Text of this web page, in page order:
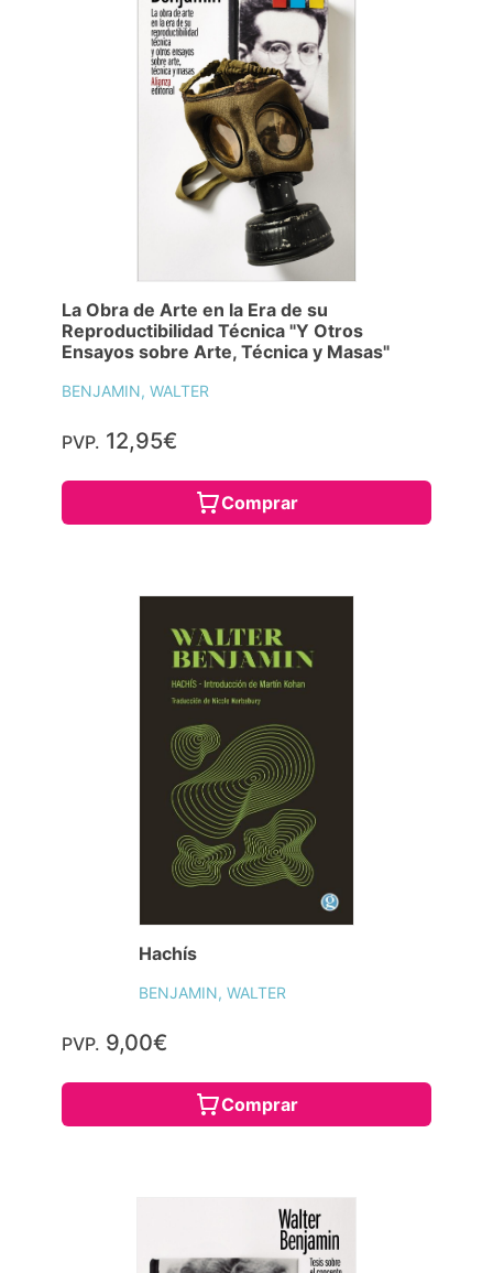
La Obra de Arte en la Era de su
Reproductibilidad Técnica "Y Otros
Ensayos sobre Arte, Técnica y Masas"
BENJAMIN, WALTER
PVP. 12,95€
Comprar
Hachís
BENJAMIN, WALTER
PVP. 9,00€
Comprar